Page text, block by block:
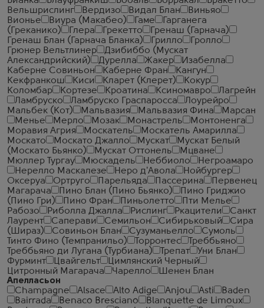
Вельшрислинг
Вердизо Видал Блан
Виньяо
Вионье
Виура (Макабео) Гаме
Гарганега
(Греканико)
Глера Грекетто
Гренаш (Гарнача)
Гренаш Блан (Гарнача Бланка)
Грилло
Гролло
Грюнер Вельтлинер
Дзибиббо (Мускат
Александрийский)
Дурелла Жакер
Изабелла
Каберне Совиньон
Каберне Фран
Кангун
Кекфранкош
Киси Кларет (Клерет)
Кокур
Коломбар
Кортезе Кроатина Ксиномавро
Лагрейн
Ламбруско
Ламбруско Граспаросса
Лоурейро
Мальбек (Кот)
Мальвазия Мальвазия Фина
Марсан
Менье
Мерло Мозак Монастрель
Монтоненга
Моравия Агрия
Москатель
Москатель Амарилла
Москато
Москато Джалло Мускат
Мускат Белый
(Москато Бьянко)
Мускат Оттонель
Мцване
Мюллер Тургау
Мюскадель Неббиоло
Негроамаро
Нерелло Маскалезе
Неро д'Авола
Нойбургер
Оксеруа
Ортруго Парельяда Пассерина
Первенец
Магарача
Пино Блан (Пино Бьянко)
Пино Гриджио
(Пино Гри)
Пино Фран Пиньолетто
Пти Мелье
Рабозо
Риболла Джалла Рислинг Ркацители
Санкт
Лаурент
Саперави Семильон Сибирьковый
Сира
(Шираз)
Совиньон Блан Сузуманьелло
Сумоль
Тинто Фино (Темпранильо)
Торронтес
Треббьяно
Треббьяно ди Лугана (Турбиана)
Трепат
Уни Блан
Фурминт
Цвайгельт
Цимлянский Черный
Цитронный Магарача
Чарелло
Шенен Блан
Апелласьон
Champagne
Alsace Alto Adige Anjou Asti
Baden
Bairrada
Benaco Bresciano
Blanquette de Limoux